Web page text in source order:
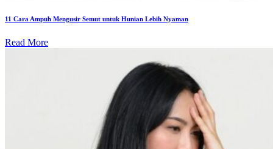
11 Cara Ampuh Mengusir Semut untuk Hunian Lebih Nyaman
Read More